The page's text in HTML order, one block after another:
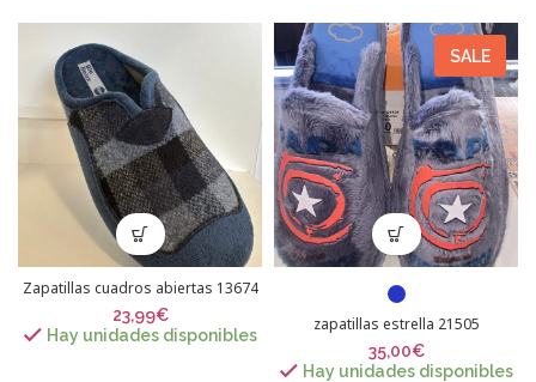
Zapatillas cuadros abiertas 13674
23,99€
Hay unidades disponibles
SALE
zapatillas estrella 21505
35,00€
Hay unidades disponibles